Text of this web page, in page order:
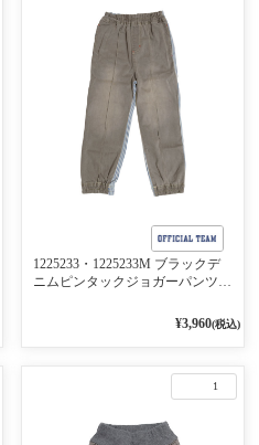
1225233・1225233M ブラックデ
ニムピンタックジョガーパンツ
¥3,960(税込)
1